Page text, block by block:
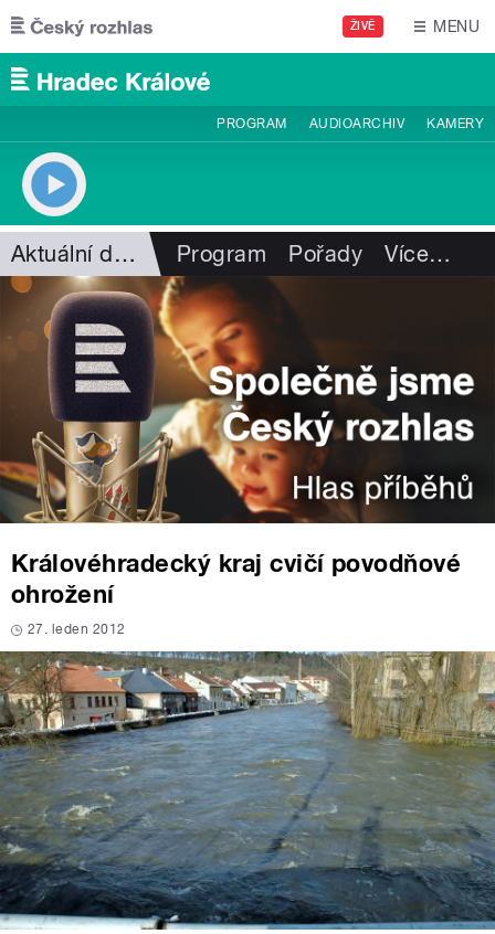
Přejít k hlavnímu obsahu
ŽIVĚ MENU
PROGRAM AUDIOARCHIV KAMERY
Aktuální dění Program Pořady Více…
Královéhradecký kraj cvičí povodňové
ohrožení
27. leden 2012